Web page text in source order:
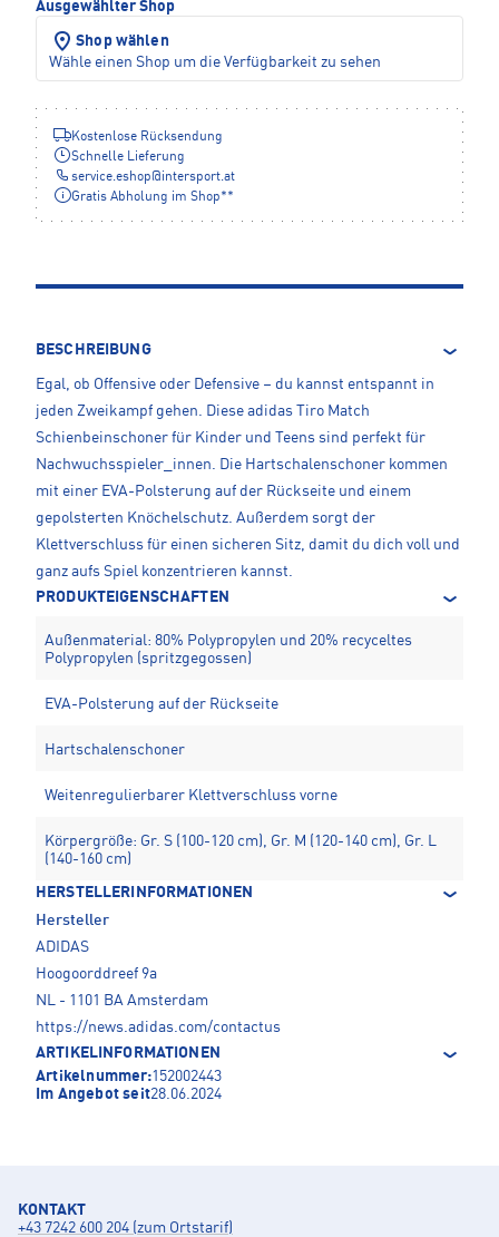
Ausgewählter Shop
Shop wählen
Wähle einen Shop um die Verfügbarkeit zu sehen
Kostenlose Rücksendung
Schnelle Lieferung
service.eshop@intersport.at
Gratis Abholung im Shop**
BESCHREIBUNG
Egal, ob Offensive oder Defensive – du kannst entspannt in
jeden Zweikampf gehen. Diese adidas Tiro Match
Schienbeinschoner für Kinder und Teens sind perfekt für
Nachwuchsspieler_innen. Die Hartschalenschoner kommen
mit einer EVA-Polsterung auf der Rückseite und einem
gepolsterten Knöchelschutz. Außerdem sorgt der
Klettverschluss für einen sicheren Sitz, damit du dich voll und
ganz aufs Spiel konzentrieren kannst.
PRODUKTEIGENSCHAFTEN
Außenmaterial: 80% Polypropylen und 20% recyceltes
Polypropylen (spritzgegossen)
EVA-Polsterung auf der Rückseite
Hartschalenschoner
Weitenregulierbarer Klettverschluss vorne
Körpergröße: Gr. S (100-120 cm), Gr. M (120-140 cm), Gr. L
(140-160 cm)
HERSTELLERINFORMATIONEN
Hersteller
ADIDAS
Hoogoorddreef 9a
NL - 1101 BA Amsterdam
https://news.adidas.com/contactus
ARTIKELINFORMATIONEN
Artikelnummer:152002443
Im Angebot seit28.06.2024
KONTAKT
+43 7242 600 204 (zum Ortstarif)